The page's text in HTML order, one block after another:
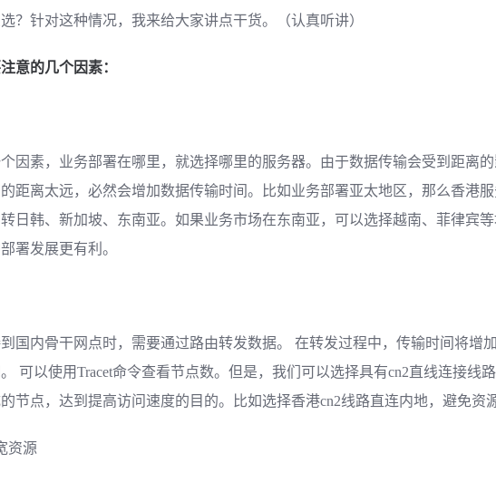
？针对这种情况，我来给大家讲点干货。（认真听讲）
意的几个因素：
因素，业务部署在哪里，就选择哪里的服务器。由于数据传输会受到距离
距离太远，必然会增加数据传输时间。比如业务部署亚太地区，那么香港
日韩、新加坡、东南亚。如果业务市场在东南亚，可以选择越南、菲律宾
署发展更有利。
国内骨干网点时，需要通过路由转发数据。 在转发过程中，传输时间将增
可以使用Tracet命令查看节点数。但是，我们可以选择具有cn2直线连接线
节点，达到提高访问速度的目的。比如选择香港cn2线路直连内地，避免资
资源